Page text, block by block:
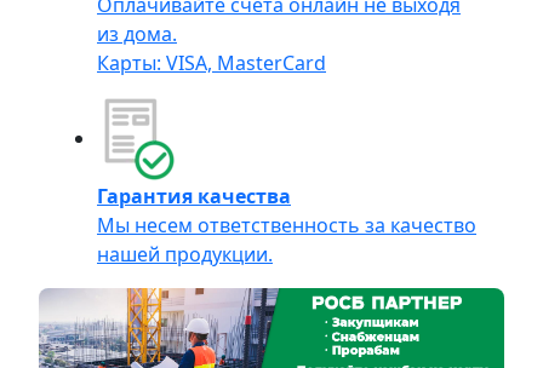
из дома.
Карты: VISA, MasterCard
Гарантия качества
Мы несем ответственность за качество
нашей продукции.